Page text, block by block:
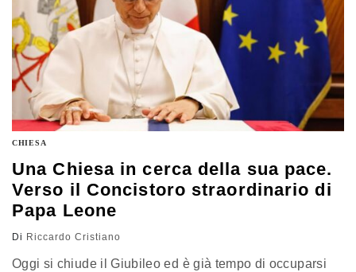
CHIESA
Una Chiesa in cerca della sua pace.
Verso il Concistoro straordinario di
Papa Leone
Di Riccardo Cristiano
Oggi si chiude il Giubileo ed è già tempo di occuparsi